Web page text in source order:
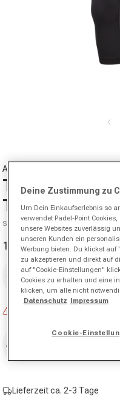
ADIDAS
Training
Tight Damen
SKU 00546217855000
Verkaufspreis
12,20 €
Normaler Preis
40,00 € -70%
Größe
Größe auswählen
Ausverkauft
Lieferzeit ca. 2-3 Tage
Deine Zustimmung zu
Um Dein Einkaufserlebnis so
verwendet Padel-Point
unsere Websites zuverlässig
unseren Kunden ein
Werbung bieten. Du klickst auf
zu akzeptieren und direkt auf
auf "Cookie-Einstellungen"
Cookies zu erhalten und eine
klicken, um alle nicht
Datenschutz Impressum
Cookie-